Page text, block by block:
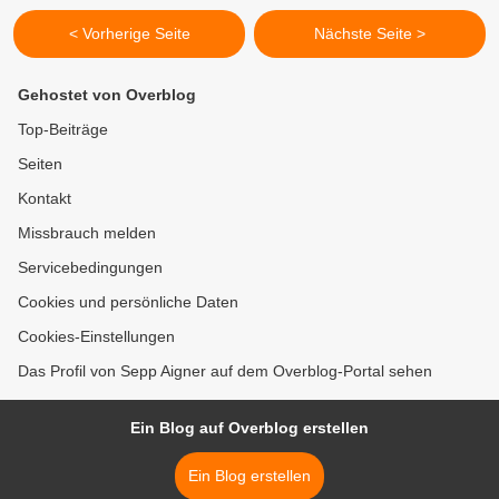
< Vorherige Seite Nächste Seite >
Gehostet von Overblog
Top-Beiträge
Seiten
Kontakt
Missbrauch melden
Servicebedingungen
Cookies und persönliche Daten
Cookies-Einstellungen
Das Profil von Sepp Aigner auf dem Overblog-Portal sehen
Ein Blog auf Overblog erstellen
Ein Blog erstellen